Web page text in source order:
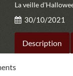
La veille
30/10/2021
Description